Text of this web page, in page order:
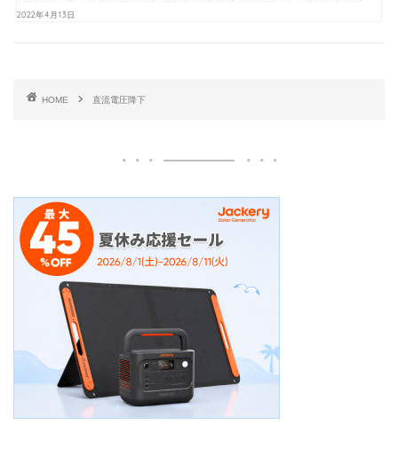
2022年4月13日
HOME 直流電圧降下